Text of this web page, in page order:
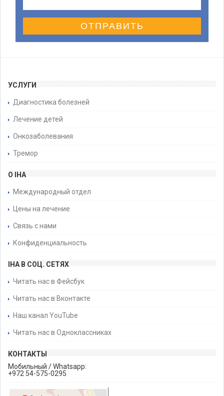
ОТПРАВИТЬ
УСЛУГИ
Диагностика болезней
Лечение детей
Онкозаболевания
Тремор
О IHA
Международный отдел
Цены на лечение
Связь с нами
Конфиденциальность
IHA В СОЦ. СЕТЯХ
Читать нас в Фейсбук
Читать нас в Вконтакте
Наш канал YouTube
Читать нас в Одноклассниках
КОНТАКТЫ
Мобильный / Whatsapp:
+972 54-575-0295